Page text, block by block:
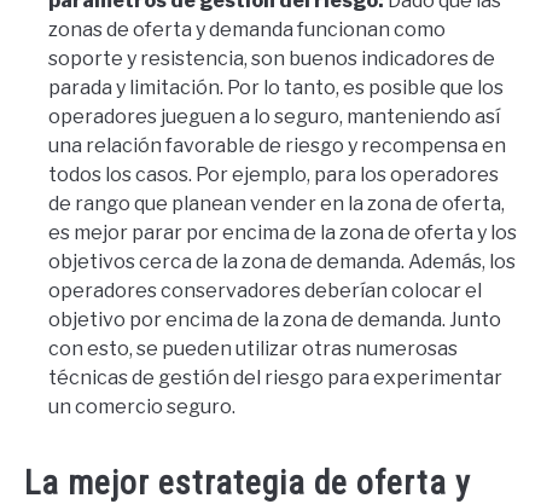
zonas de oferta y demanda funcionan como
soporte y resistencia, son buenos indicadores de
parada y limitación. Por lo tanto, es posible que los
operadores jueguen a lo seguro, manteniendo así
una relación favorable de riesgo y recompensa en
todos los casos. Por ejemplo, para los operadores
de rango que planean vender en la zona de oferta,
es mejor parar por encima de la zona de oferta y los
objetivos cerca de la zona de demanda. Además, los
operadores conservadores deberían colocar el
objetivo por encima de la zona de demanda. Junto
con esto, se pueden utilizar otras numerosas
técnicas de gestión del riesgo para experimentar
un comercio seguro.
La mejor estrategia de oferta y